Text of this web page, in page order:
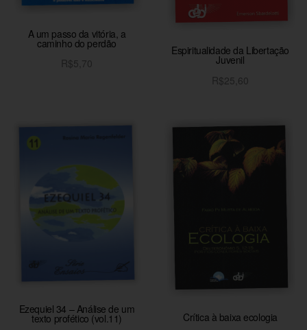
A um passo da vitória, a
caminho do perdão
R$5,70
Espiritualidade da Libertação
Juvenil
R$25,60
Ezequiel 34 – Análise de um
texto profético (vol.11)
Crítica à baixa ecologia